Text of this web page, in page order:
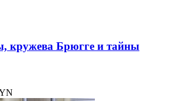
кружева Брюгге и тайны